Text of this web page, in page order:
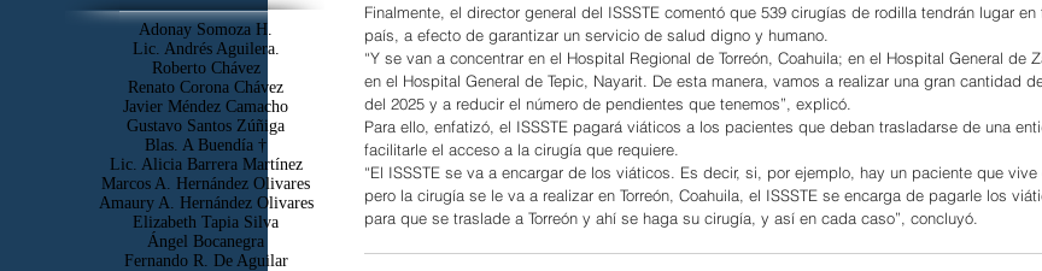
Finalmente, el director general del ISSSTE comentó que 539 cirugías de rodilla tendrán lugar
país, a efecto de garantizar un servicio de salud digno y humano.
“Y se van a concentrar en el Hospital Regional de Torreón, Coahuila; en el Hospital General de
en el Hospital General de Tepic, Nayarit. De esta manera, vamos a realizar una gran cantidad
del 2025 y a reducir el número de pendientes que tenemos”, explicó.
Para ello, enfatizó, el ISSSTE pagará viáticos a los pacientes que deban trasladarse de una
facilitarle el acceso a la cirugía que requiere.
“El ISSSTE se va a encargar de los viáticos. Es decir, si, por ejemplo, hay un paciente que vive
pero la cirugía se le va a realizar en Torreón, Coahuila, el ISSSTE se encarga de pagarle los
para que se traslade a Torreón y ahí se haga su cirugía, y así en cada caso”, concluyó.
Adonay Somoza H.
Lic. Andrés Aguilera.
Roberto Chávez
Renato Corona Chávez
Javier Méndez Camacho
Gustavo Santos Zúñiga
Blas. A Buendía †
​Lic. Alicia Barrera Martínez
Marcos A. Hernández Olivares
Amaury A. Hernández Olivares
Elizabeth Tapia Silva
Ángel Bocanegra
Fernando R. De Aguilar